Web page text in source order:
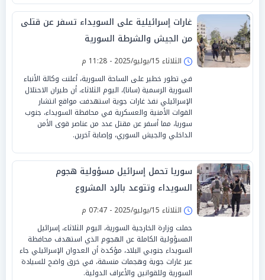
غارات إسرائيلية على السويداء تسفر عن قتلى
من الجيش والشرطة السورية
الثلاثاء 15/يوليو/2025 - 11:28 م
في تطور خطير على الساحة السورية، أعلنت وكالة الأنباء
السورية الرسمية (سانا)، اليوم الثلاثاء، أن طيران الاحتلال
الإسرائيلي نفذ غارات جوية استهدفت مواقع انتشار
القوات الأمنية والعسكرية في محافظة السويداء، جنوب
سوريا، مما أسفر عن مقتل عدد من عناصر قوى الأمن
الداخلي والجيش السوري، وإصابة آخرين.
سوريا تحمل إسرائيل مسؤولية هجوم
السويداء وتتوعد بالرد المشروع
الثلاثاء 15/يوليو/2025 - 07:47 م
حملت وزارة الخارجية السورية، اليوم الثلاثاء، إسرائيل
المسؤولية الكاملة عن الهجوم الذي استهدف محافظة
السويداء جنوبي البلاد، مؤكدة أن العدوان الإسرائيلي جاء
عبر غارات جوية وهجمات منسقة، في خرق واضح للسيادة
السورية وللقوانين والأعراف الدولية.